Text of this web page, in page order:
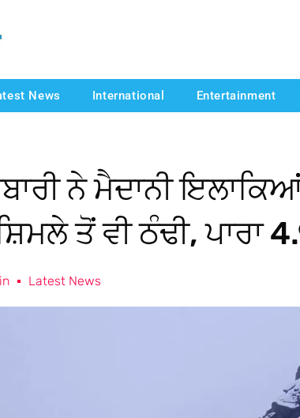
News International Entertainment
ਨੇ ਮੈਦਾਨੀ
ਤੋਂ ਵੀ ਠੰਢੀ, ਪਾਰਾ
Latest News